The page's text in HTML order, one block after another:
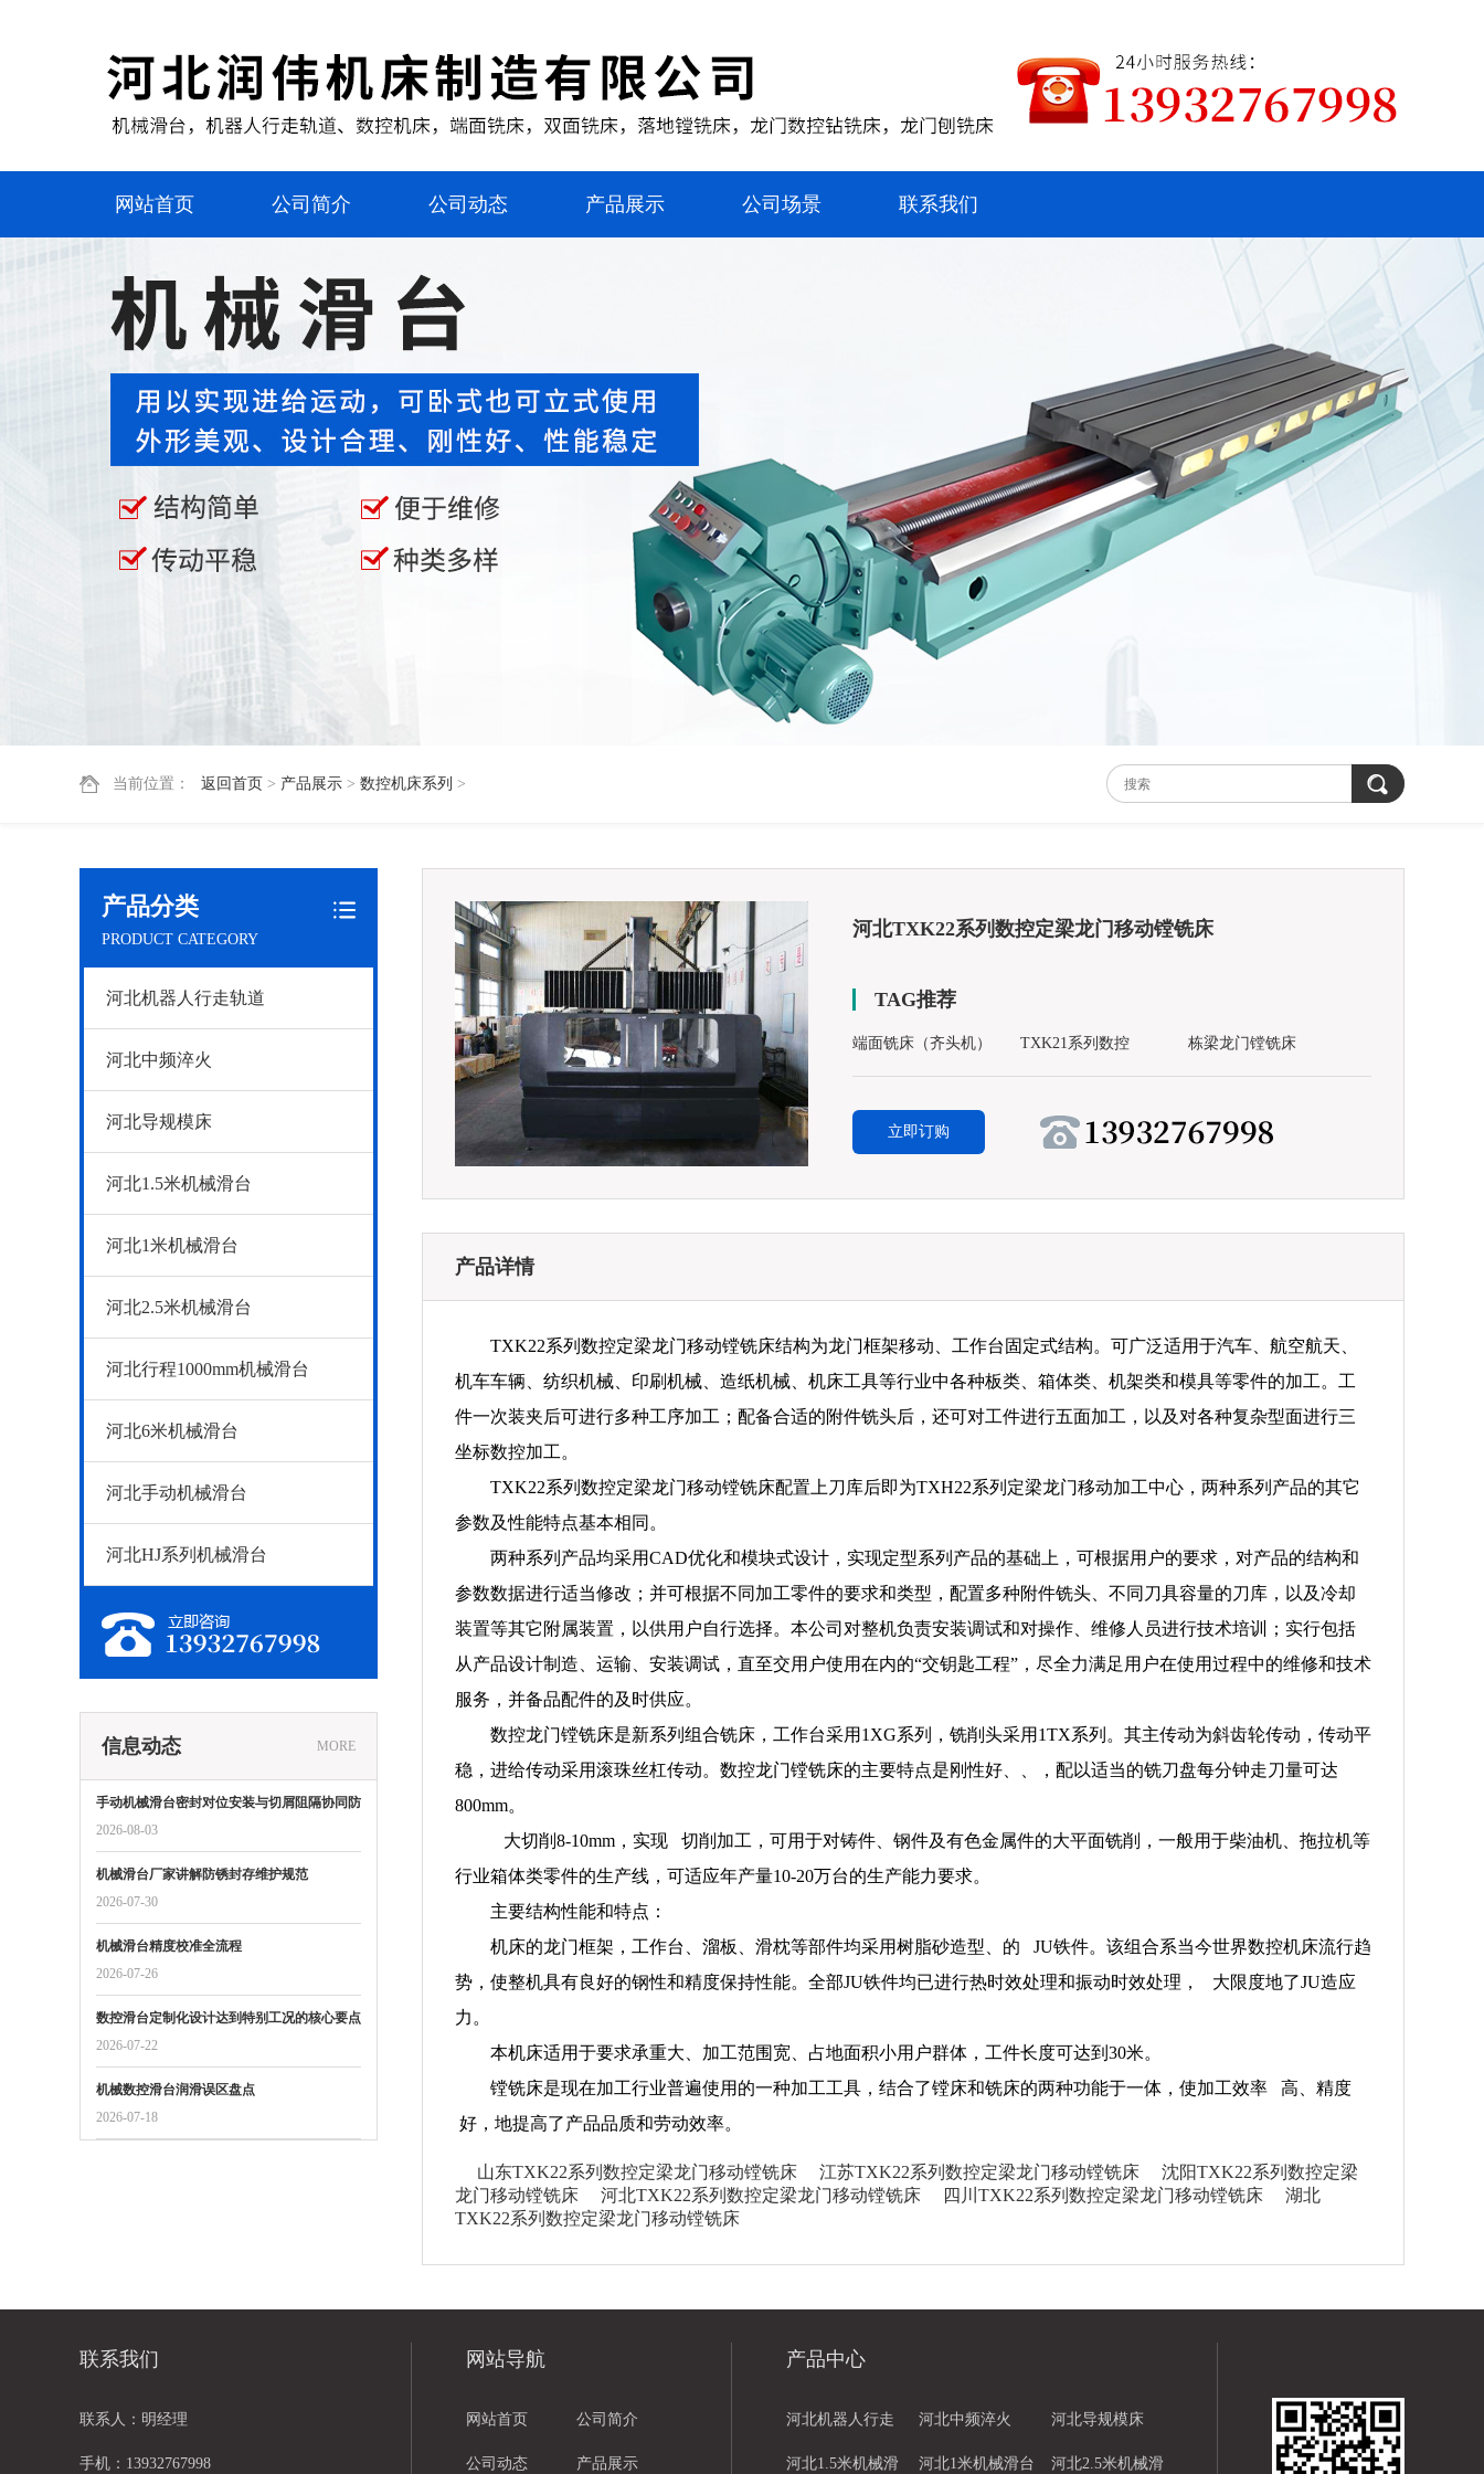
网站首页 公司简介 公司动态 产品展示 公司场景 联系我们
当前位置： 返回首页 > 产品展示 > 数控机床系列 >
产品分类
PRODUCT CATEGORY
河北机器人行走轨道
河北中频淬火
河北导规模床
河北1.5米机械滑台
河北1米机械滑台
河北2.5米机械滑台
河北行程1000mm机械滑台
河北6米机械滑台
河北手动机械滑台
河北HJ系列机械滑台
信息动态 MORE
手动机械滑台密封对位安装与切屑阻隔协同防
护标准
2026-08-03
机械滑台厂家讲解防锈封存维护规范
2026-07-30
机械滑台精度校准全流程
2026-07-26
数控滑台定制化设计达到特别工况的核心要点
2026-07-22
机械数控滑台润滑误区盘点
2026-07-18
河北TXK22系列数控定梁龙门移动镗铣床
TAG推荐
端面铣床（齐头机） TXK21系列数控 栋梁龙门镗铣床
立即订购
产品详情
TXK22系列数控定梁龙门移动镗铣床结构为龙门框架移动、工作台固定式结构。可广泛适用于汽车、航空航天、
机车车辆、纺织机械、印刷机械、造纸机械、机床工具等行业中各种板类、箱体类、机架类和模具等零件的加工。工
件一次装夹后可进行多种工序加工；配备合适的附件铣头后，还可对工件进行五面加工，以及对各种复杂型面进行三
坐标数控加工。
TXK22系列数控定梁龙门移动镗铣床配置上刀库后即为TXH22系列定梁龙门移动加工中心，两种系列产品的其它
参数及性能特点基本相同。
两种系列产品均采用CAD优化和模块式设计，实现定型系列产品的基础上，可根据用户的要求，对产品的结构和
参数数据进行适当修改；并可根据不同加工零件的要求和类型，配置多种附件铣头、不同刀具容量的刀库，以及冷却
装置等其它附属装置，以供用户自行选择。本公司对整机负责安装调试和对操作、维修人员进行技术培训；实行包括
从产品设计制造、运输、安装调试，直至交用户使用在内的“交钥匙工程”，尽全力满足用户在使用过程中的维修和技术
服务，并备品配件的及时供应。
数控龙门镗铣床是新系列组合铣床，工作台采用1XG系列，铣削头采用1TX系列。其主传动为斜齿轮传动，传动平
稳，进给传动采用滚珠丝杠传动。数控龙门镗铣床的主要特点是刚性好、、，配以适当的铣刀盘每分钟走刀量可达
800mm。
大切削8-10mm，实现 切削加工，可用于对铸件、钢件及有色金属件的大平面铣削，一般用于柴油机、拖拉机等
行业箱体类零件的生产线，可适应年产量10-20万台的生产能力要求。
主要结构性能和特点：
机床的龙门框架，工作台、溜板、滑枕等部件均采用树脂砂造型、的 JU铁件。该组合系当今世界数控机床流行趋
势，使整机具有良好的钢性和精度保持性能。全部JU铁件均已进行热时效处理和振动时效处理， 大限度地了JU造应
力。
本机床适用于要求承重大、加工范围宽、占地面积小用户群体，工件长度可达到30米。
镗铣床是现在加工行业普遍使用的一种加工工具，结合了镗床和铣床的两种功能于一体，使加工效率 高、精度
好，地提高了产品品质和劳动效率。
山东TXK22系列数控定梁龙门移动镗铣床 江苏TXK22系列数控定梁龙门移动镗铣床
沈阳TXK22系列数控定梁
龙门移动镗铣床
河北TXK22系列数控定梁龙门移动镗铣床 四川TXK22系列数控定梁龙门移动镗铣床
湖北
TXK22系列数控定梁龙门移动镗铣床
联系我们
联系人：明经理
手机：13932767998
网站导航
网站首页 公司简介
公司动态 产品展示
产品中心
河北机器人行走
轨道
河北中频淬火 河北导规模床
河北1.5米机械滑 河北1米机械滑台 河北2.5米机械滑